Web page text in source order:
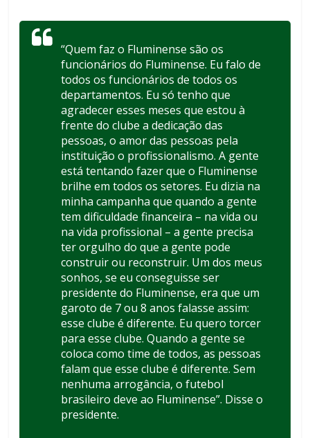
“Quem faz o Fluminense são os
funcionários do Fluminense. Eu falo de
todos os funcionários de todos os
departamentos. Eu só tenho que
agradecer esses meses que estou à
frente do clube a dedicação das
pessoas, o amor das pessoas pela
instituição o profissionalismo. A gente
está tentando fazer que o Fluminense
brilhe em todos os setores. Eu dizia na
minha campanha que quando a gente
tem dificuldade financeira – na vida ou
na vida profissional – a gente precisa
ter orgulho do que a gente pode
construir ou reconstruir. Um dos meus
sonhos, se eu conseguisse ser
presidente do Fluminense, era que um
garoto de 7 ou 8 anos falasse assim:
esse clube é diferente. Eu quero torcer
para esse clube. Quando a gente se
coloca como time de todos, as pessoas
falam que esse clube é diferente. Sem
nenhuma arrogância, o futebol
brasileiro deve ao Fluminense”. Disse o
presidente.